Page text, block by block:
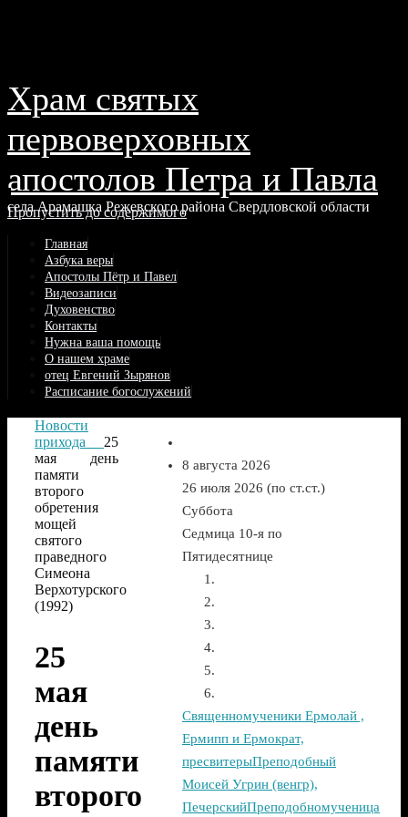
Храм святых
первоверховных
апостолов Петра и Павла
села Арамашка Режевского района Свердловской области
Пропустить до содержимого
Главная
Азбука веры
Апостолы Пётр и Павел
Видеозаписи
Духовенство
Контакты
Нужна ваша помощь
О нашем храме
отец Евгений Зырянов
Расписание богослужений
Новости
прихода
25
мая день
памяти
второго
обретения
мощей
святого
праведного
Симеона
Верхотурского
(1992)
25
мая
день
памяти
второго
8 августа 2026
26 июля 2026 (по ст.ст.)
Суббота
Седмица 10-я по
Пятидесятнице
Священномученики Ермолай ,
Ермипп и Ермократ,
пресвитерыПреподобный
Моисей Угрин (венгр),
ПечерскийПреподобномученица